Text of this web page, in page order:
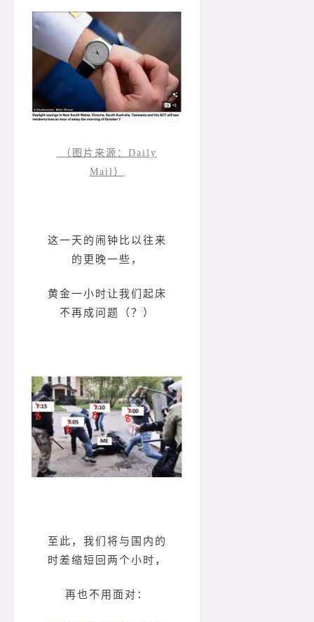
（图片来源：Daily
Mail）
这一天的闹钟比以往来
的更晚一些，
黄金一小时让我们起床
不再成问题（？）
至此，我们将与国内的
时差缩短回两个小时，
再也不用面对：